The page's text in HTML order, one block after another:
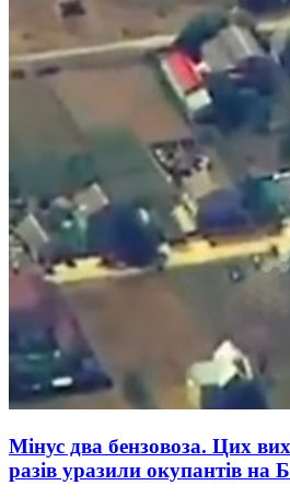
Мінус два бензовоза. Цих
разів уразили окупантів на